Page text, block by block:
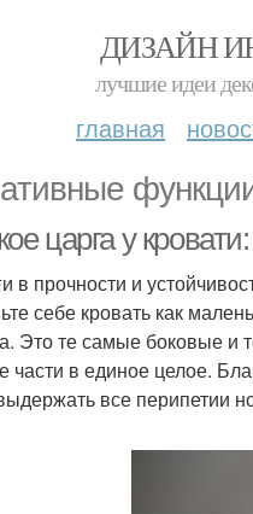
ДИЗАЙН
лучшие идеи
главная
царга у
в прочности и
себе кровать как
Это те самые боковые и
части в единое целое.
все перипетии